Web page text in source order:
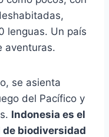
lenguas. Un país
aventuras.
se asienta
del Pacífico y
Indonesia es el
biodiversidad